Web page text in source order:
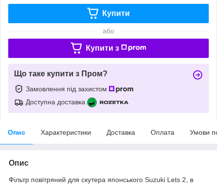
Купити
або
Купити з
Що таке купити з Пром?
Замовлення під захистом
Доступна доставка
Опис Характеристики Доставка Оплата Умови
Опис
Фільтр повітряний для скутера японського Suzuki Lets 2, в